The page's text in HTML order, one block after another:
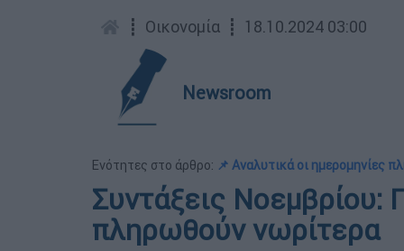
┋ Οικονομία ┋ 18.10.2024 03:00
Newsroom
Ενότητες στο άρθρο: 📌 Αναλυτικά οι ημερομηνίες
Συντάξεις Νοεμβρίου:
πληρωθούν νωρίτερα